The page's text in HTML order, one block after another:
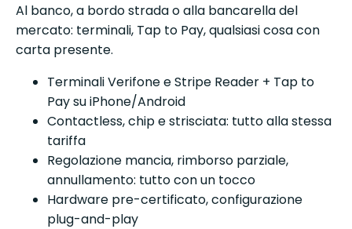
Al banco, a bordo strada o alla bancarella del
mercato: terminali, Tap to Pay, qualsiasi cosa con
carta presente.
Terminali Verifone e Stripe Reader + Tap to
Pay su iPhone/Android
Contactless, chip e strisciata: tutto alla stessa
tariffa
Regolazione mancia, rimborso parziale,
annullamento: tutto con un tocco
Hardware pre-certificato, configurazione
plug-and-play